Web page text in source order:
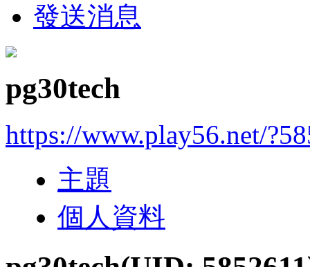
發送消息
pg30tech
https://www.play56.net/
主題
個人資料